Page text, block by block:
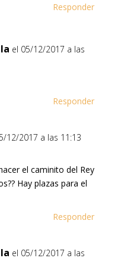
Responder
el 05/12/2017 a las
Responder
12/2017 a las 11:13
el caminito del Rey
Hay plazas para el
Responder
el 05/12/2017 a las